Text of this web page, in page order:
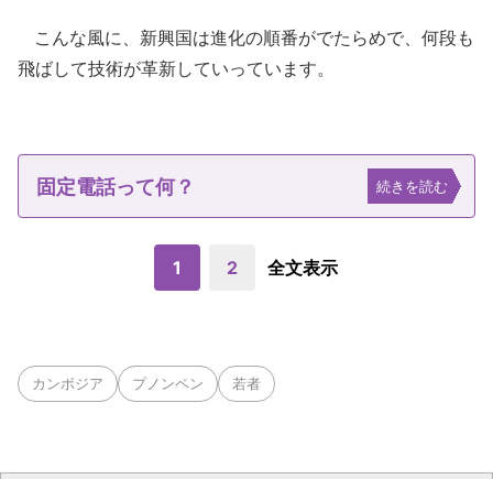
こんな風に、新興国は進化の順番がでたらめで、何段も
飛ばして技術が革新していっています。
固定電話って何？ 続きを読む
1 2 全文表示
カンボジア プノンペン 若者